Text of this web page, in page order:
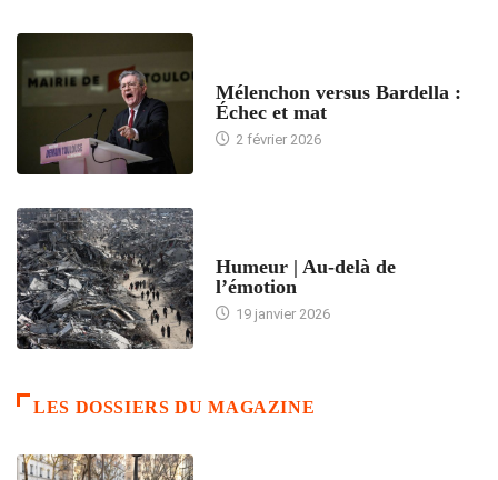
Mélenchon versus Bardella :
Échec et mat
2 février 2026
Humeur | Au-delà de
l’émotion
19 janvier 2026
LES DOSSIERS DU MAGAZINE